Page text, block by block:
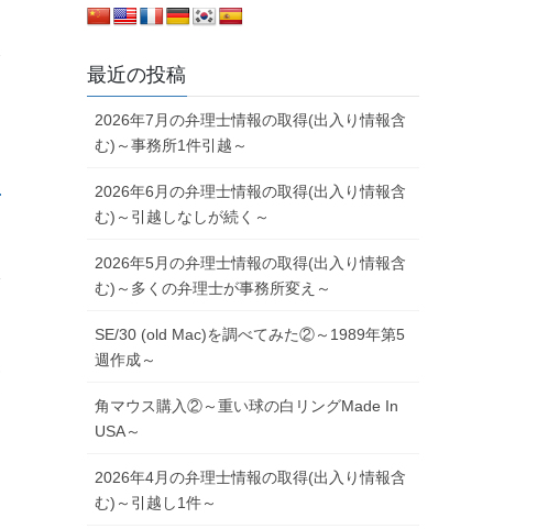
最近の投稿
2026年7月の弁理士情報の取得(出入り情報含
む)～事務所1件引越～
2026年6月の弁理士情報の取得(出入り情報含
む)～引越しなしが続く～
2026年5月の弁理士情報の取得(出入り情報含
む)～多くの弁理士が事務所変え～
SE/30 (old Mac)を調べてみた②～1989年第5
週作成～
角マウス購入②～重い球の白リングMade In
USA～
2026年4月の弁理士情報の取得(出入り情報含
む)～引越し1件～